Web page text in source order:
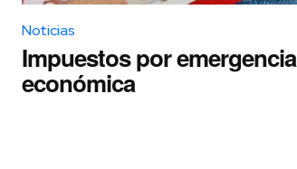
Noticias
Impuestos por emergencia
económica